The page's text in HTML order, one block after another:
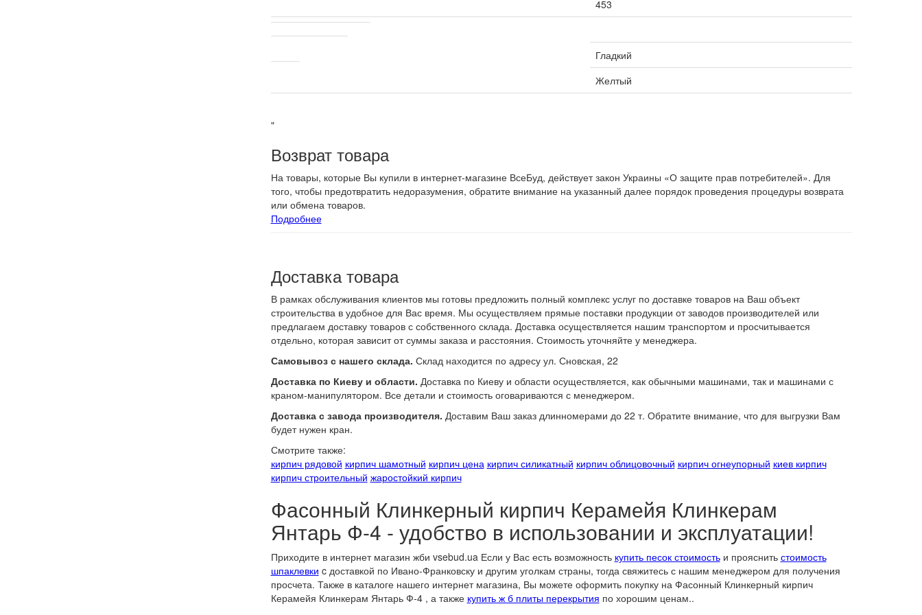
453
Другие характеристики
Гладкий
Желтый
"
Возврат товара
На товары, которые Вы купили в интернет-магазине ВсеБуд, действует закон Украины «О защите прав потребителей». Для
того, чтобы предотвратить недоразумения, обратите внимание на указанный далее порядок проведения процедуры возврата
или обмена товаров.
Подробнее
Доставка товара
В рамках обслуживания клиентов мы готовы предложить полный комплекс услуг по доставке товаров на Ваш объект
строительства в удобное для Вас время. Мы осуществляем прямые поставки продукции от заводов производителей или
предлагаем доставку товаров с собственного склада. Доставка осуществляется нашим транспортом и просчитывается
отдельно, которая зависит от суммы заказа и расстояния. Стоимость уточняйте у менеджера.
Самовывоз с нашего склада. Склад находится по адресу ул. Сновская, 22
Доставка по Киеву и области. Доставка по Киеву и области осуществляется, как обычными машинами, так и машинами с
краном-манипулятором. Все детали и стоимость оговариваются с менеджером.
Доставка с завода производителя. Доставим Ваш заказ длинномерами до 22 т. Обратите внимание, что для выгрузки Вам
будет нужен кран.
Смотрите также:
кирпич рядовой кирпич шамотный кирпич цена кирпич силикатный кирпич облицовочный кирпич огнеупорный киев кирпич
кирпич строительный жаростойкий кирпич
Фасонный Клинкерный кирпич Керамейя Клинкерам
Янтарь Ф-4 - удобство в использовании и эксплуатации!
Приходите в интернет магазин жби vsebud.ua Если у Вас есть возможность купить песок стоимостьи прояснить стоимость
шпаклевки c доставкой по Ивано-Франковску и другим уголкам страны, тогда свяжитесь с нашим менеджером для получения
просчета. Также в каталоге нашего интернет магазина, Вы можете оформить покупку на Фасонный Клинкерный кирпич
Керамейя Клинкерам Янтарь Ф-4 , а также купить ж б плиты перекрытия по хорошим ценам..